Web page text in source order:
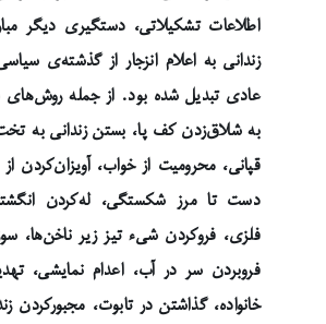
اطلاعات تشکیلاتی، دستگیری دیگر
زندانی به اعلام انزجار از گذشته‌ی
عادی تبدیل شده بود. از جمله
به شلاق‌زدن کف پا، بستن زندانی به
قپانی، محرومیت از خواب، آویزان‌کردن
دست تا مرز شکستگی، له‌کردن
فلزی، فروکردن شیء تیز زیر ناخن‌ها،
فروبردن سر در آب، اعدام نمایشی،
خانواده، گذاشتن در تابوت، مجبورکردن